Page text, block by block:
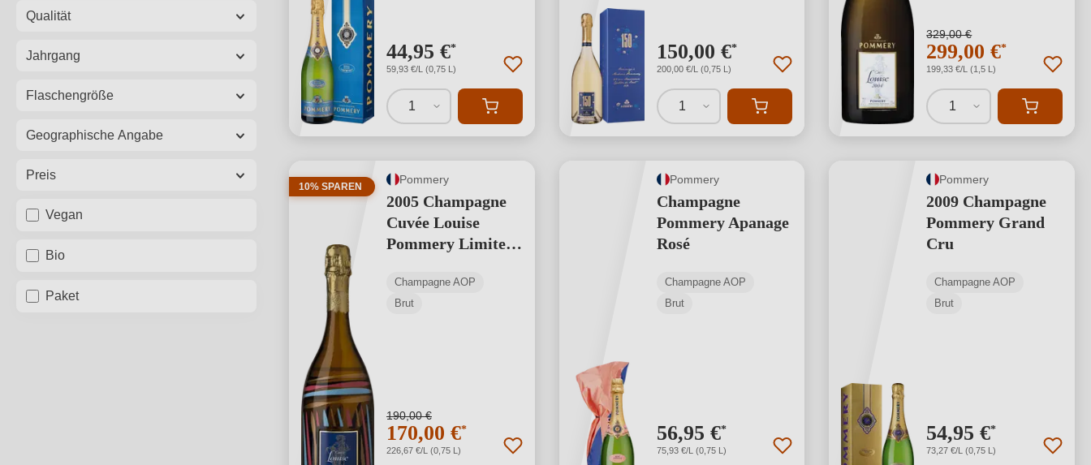
Qualität
Jahrgang
Flaschengröße
Geographische Angabe
Preis
Vegan
Bio
Paket
44,95 €*
59,93 €/L (0,75 L)
1
150,00 €*
200,00 €/L (0,75 L)
1
329,00 €
299,00 €*
199,33 €/L (1,5 L)
1
10% SPAREN
Pommery
2005 Champagne
Cuvée Louise
Pommery Limited
Champagne AOP
Brut
190,00 €
170,00 €*
226,67 €/L (0,75 L)
Pommery
Champagne
Pommery Apanage
Rosé
Champagne AOP
Brut
56,95 €*
75,93 €/L (0,75 L)
Pommery
2009 Champagne
Pommery Grand
Cru
Champagne AOP
Brut
54,95 €*
73,27 €/L (0,75 L)